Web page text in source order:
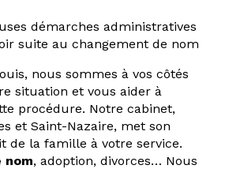
démarches administratives
suite au changement de nom
nous sommes à vos côtés
situation et vous aider à
procédure. Notre cabinet,
et Saint-Nazaire, met son
de la famille à votre service.
nom, adoption, divorces… Nous